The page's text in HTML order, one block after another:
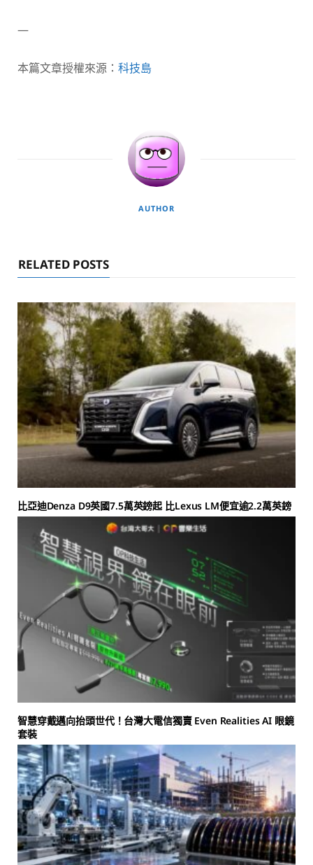
—
本篇文章授權來源： 科技島
AUTHOR
RELATED POSTS
比亞迪Denza D9英國7.5萬英鎊起 比Lexus LM便宜逾2.2萬英鎊
智慧穿戴邁向抬頭世代！台灣大電信獨賣 Even Realities AI 眼鏡
套裝